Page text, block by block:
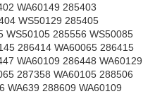
WA60149 285403
WS50129 285405
WS50105 285556 WS50085
286414 WA60065 286415
WA60109 286448 WA60129
287358 WA60105 288506
WA639 288609 WA60109